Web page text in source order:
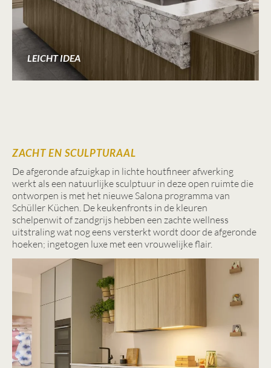
LEICHT IDEA
ZACHT EN SCULPTURAAL
De afgeronde afzuigkap in lichte houtfineer afwerking
werkt als een natuurlijke sculptuur in deze open ruimte die
ontworpen is met het nieuwe Salona programma van
Schüller Küchen. De keukenfronts in de kleuren
schelpenwit of zandgrijs hebben een zachte wellness
uitstraling wat nog eens versterkt wordt door de afgeronde
hoeken; ingetogen luxe met een vrouwelijke flair.